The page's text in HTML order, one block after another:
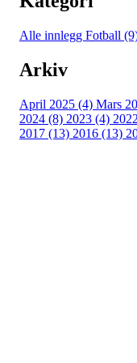
Alle innlegg Fotball
Arkiv
April 2025 (4) Mars
2024 (8) 2023 (4)
2017 (13) 2016 (13)